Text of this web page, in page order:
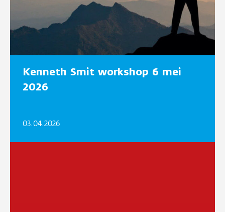
Kenneth Smit workshop 6 mei
2026
03.04.2026